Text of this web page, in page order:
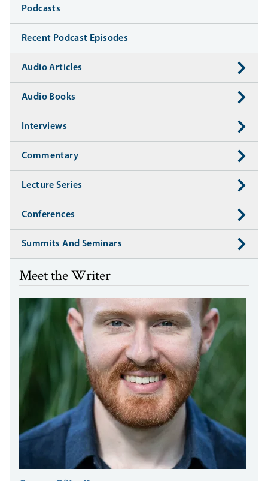
Media
Podcasts
Recent Podcast Episodes
Audio Articles
Audio Books
Interviews
Commentary
Lecture Series
Conferences
Summits And Seminars
Meet the Writer